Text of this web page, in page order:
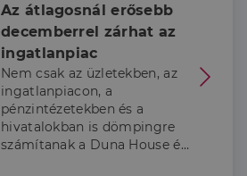
Az átlagosnál erősebb
decemberrel zárhat az
ingatlanpiac
Nem csak az üzletekben, az
ingatlanpiacon, a
pénzintézetekben és a
hivatalokban is dömpingre
számítanak a Duna House és
látogatói cookie-
k beleegyezési
beállításainak
Szükséges, hogy
a Cookie-
Script.com
működjön.
Google